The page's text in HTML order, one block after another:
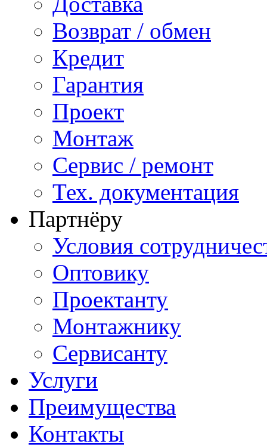
Возврат / обмен
Кредит
Гарантия
Проект
Монтаж
Сервис / ремонт
Тех. документация
Партнёру
Условия
Оптовику
Проектанту
Монтажнику
Сервисанту
Услуги
Преимущества
Контакты